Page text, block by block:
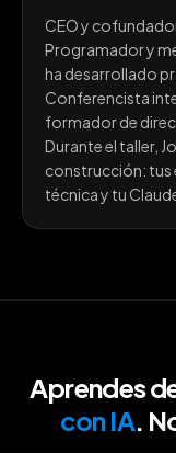
CEO y
Programador y
ha desarrollado
Conferencista
formador de
Durante el taller,
construcción: tus
técnica y tu
Aprendes
con IA.